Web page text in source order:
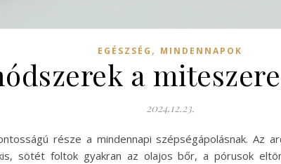
EGÉSZSÉG , MINDENNAPOK
a
2024.12.23.
része a mindennapi szépségápolásnak. Az
sötét foltok gyakran az olajos bőr, a pórusok